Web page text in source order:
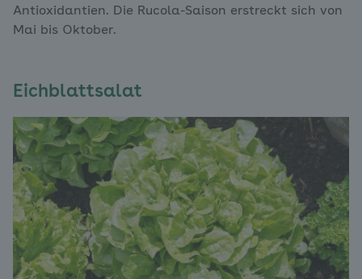
Antioxidantien. Die Rucola-Saison erstreckt sich von
Mai bis Oktober.
Eichblattsalat